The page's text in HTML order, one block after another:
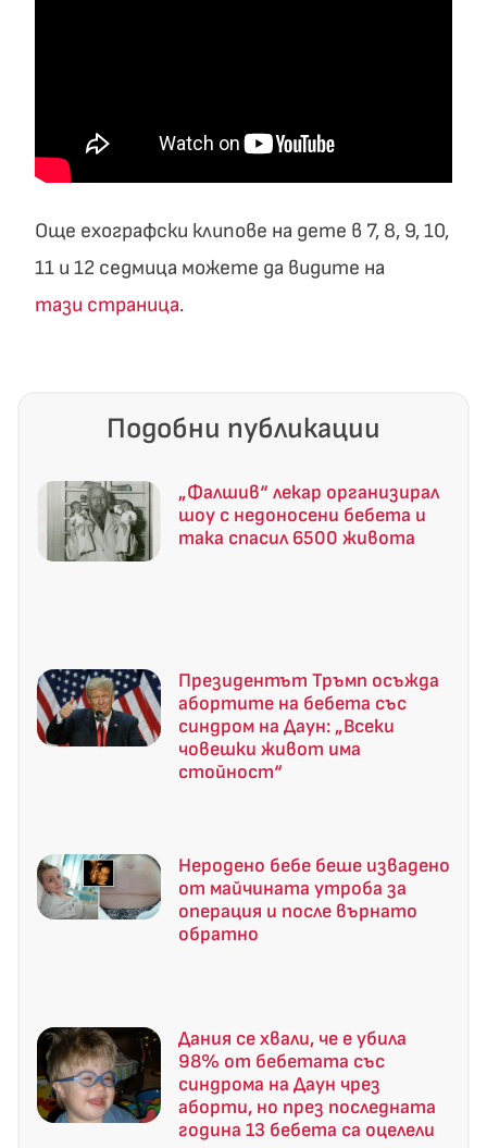
Още ехографски клипове на дете в 7, 8, 9, 10,
11 и 12 седмица можете да видите на
тази страница.
Подобни публикации
„Фалшив“ лекар организирал
шоу с недоносени бебета и
така спасил 6500 живота
Президентът Тръмп осъжда
абортите на бебета със
синдром на Даун: „Всеки
човешки живот има
стойност“
Неродено бебе беше извадено
от майчината утроба за
операция и после върнато
обратно
Дания се хвали, че е убила
98% от бебетата със
синдрома на Даун чрез
аборти, но през последната
година 13 бебета са оцелели